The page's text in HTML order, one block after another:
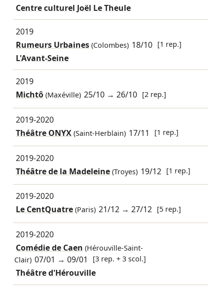
Centre culturel Joël Le Theule
2019
Rumeurs Urbaines(Colombes) 18/10 [1 rep.]
L'Avant-Seine
2019
Michtô(Maxéville) 25/10 →26/10 [2 rep.]
2019-2020
Théâtre ONYX(Saint-Herblain) 17/11 [1 rep.]
2019-2020
Théâtre de la Madeleine(Troyes) 19/12 [1 rep.]
2019-2020
Le CentQuatre(Paris) 21/12 →27/12 [5 rep.]
2019-2020
Comédie de Caen (Hérouville-Saint-
Clair) 07/01 →09/01 [3 rep. + 3 scol.]
Théâtre d'Hérouville